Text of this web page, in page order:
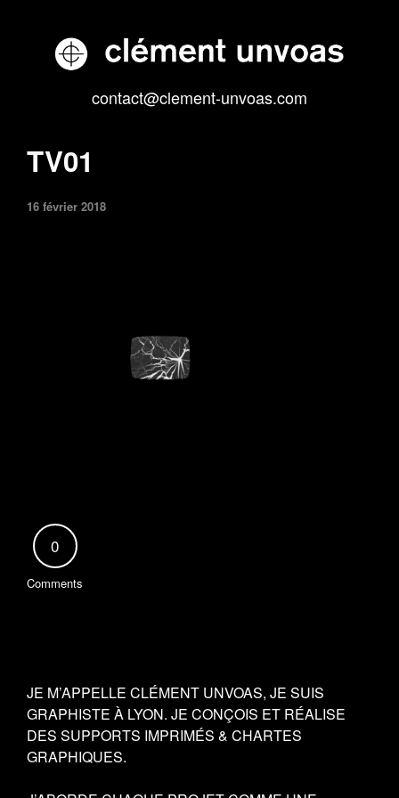
contact@clement-unvoas.com
TV01
16 février 2018
0
Comments
JE M’APPELLE CLÉMENT UNVOAS, JE SUIS
GRAPHISTE À LYON. JE CONÇOIS ET RÉALISE
DES SUPPORTS IMPRIMÉS & CHARTES
GRAPHIQUES.